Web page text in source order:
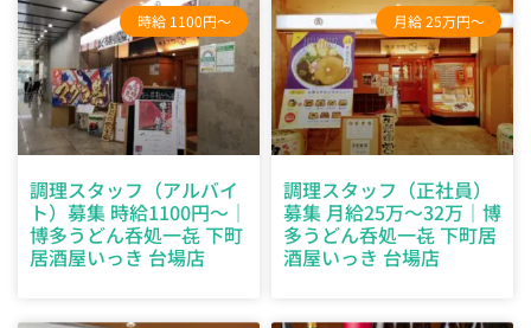
時給 1100円～
調理スタッフ（アルバイ
ト）募集 時給1100円～｜
博多うどん呑処一㐂 下町
居酒屋いっき 台場店
月給 25万円～
調理スタッフ（正社員）
募集 月給25万～32万｜博
多うどん呑処一㐂 下町居
酒屋いっき 台場店